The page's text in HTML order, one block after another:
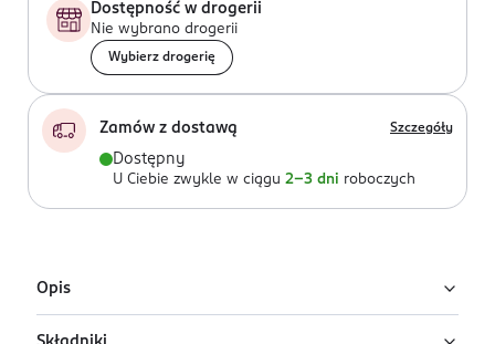
Dostępność w drogerii
Nie wybrano drogerii
Wybierz drogerię
Zamów z dostawą Szczegóły
Dostępny
U Ciebie zwykle w ciągu 2-3 dni roboczych
Opis